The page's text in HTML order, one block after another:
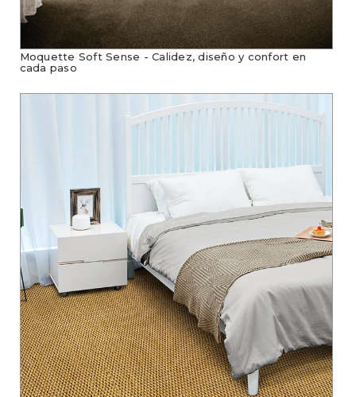
Moquette Soft Sense - Calidez, diseño y confort en
cada paso